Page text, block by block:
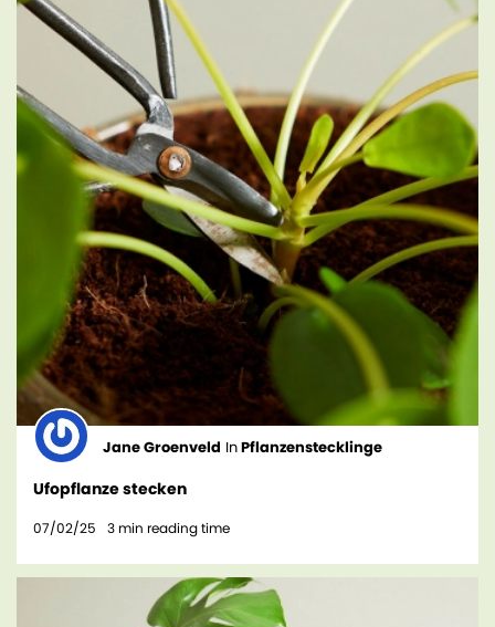
Jane Groenveld InPflanzenstecklinge
Ufopflanze stecken
07/02/25 3 min reading time